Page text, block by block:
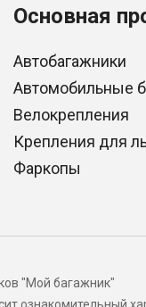
Основная
Автобагажники
Автомобильные
Велокрепления
Крепления для
Фаркопы
"Мой багажник"